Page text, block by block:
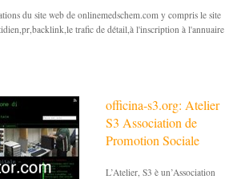
du site web de onlinemedschem.com y compris le site
trafic de détail,à l'inscription à l'annuaire
officina-s3.org: Atelier
S3 Association de
Promotion Sociale
L’Atelier, S3 è un’Association